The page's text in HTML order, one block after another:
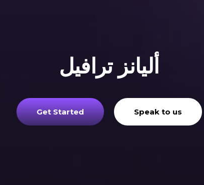
أليانز ترافيل
Speak to us
Get Started